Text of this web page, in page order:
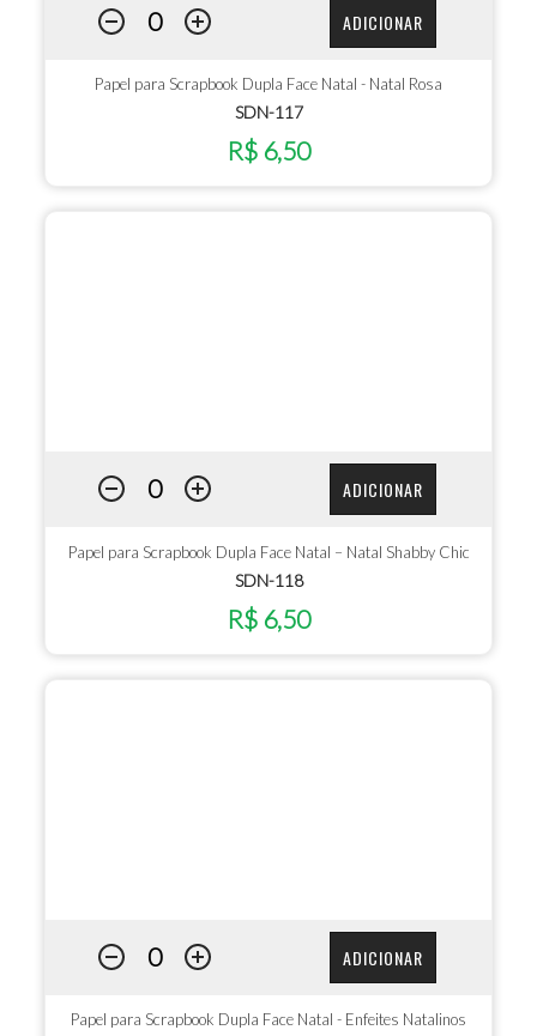
ADICIONAR
Papel para Scrapbook Dupla Face Natal - Natal Rosa
SDN-117
R$ 6,50
ADICIONAR
Papel para Scrapbook Dupla Face Natal – Natal Shabby Chic
SDN-118
R$ 6,50
ADICIONAR
Papel para Scrapbook Dupla Face Natal - Enfeites Natalinos